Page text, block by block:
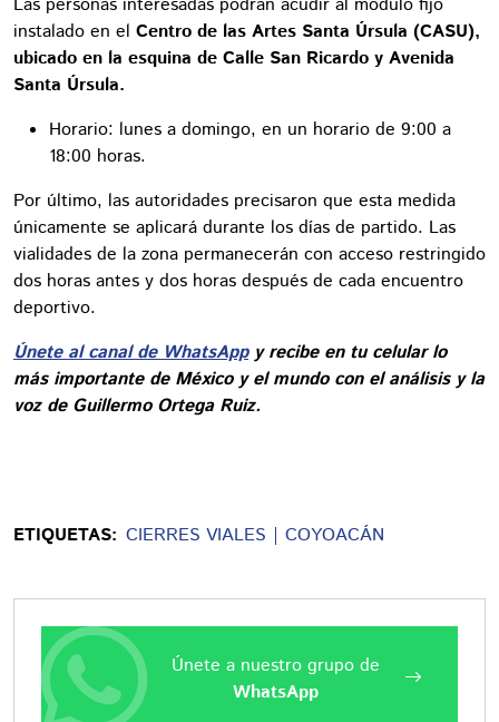
instalado en el Centro de las Artes Santa Úrsula (CASU),
ubicado en la esquina de Calle San Ricardo y Avenida
Santa Úrsula.
Horario: lunes a domingo, en un horario de 9:00 a
18:00 horas.
Por último, las autoridades precisaron que esta medida
únicamente se aplicará durante los días de partido. Las
vialidades de la zona permanecerán con acceso restringido
dos horas antes y dos horas después de cada encuentro
deportivo.
Únete al canal de WhatsAppy recibe en tu celular lo
más importante de México y el mundo con el análisis y la
voz de Guillermo Ortega Ruiz.
ETIQUETAS: CIERRES VIALES COYOACÁN
Únete a nuestro grupo de
WhatsApp